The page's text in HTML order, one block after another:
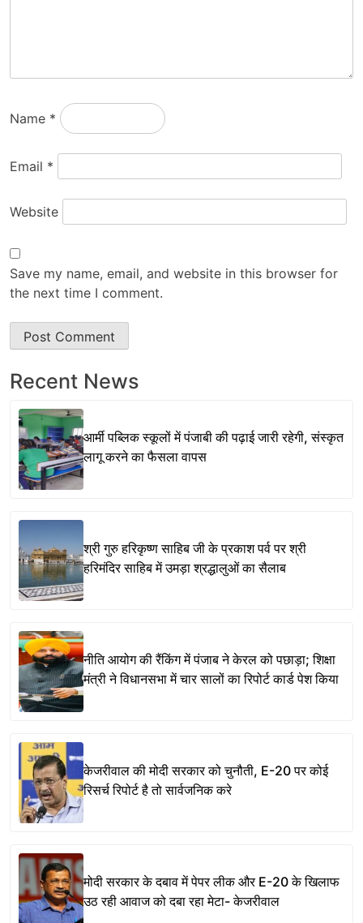
Name *
Email *
Website
Save my name, email, and website in this browser for
the next time I comment.
Recent News
आर्मी पब्लिक स्कूलों में पंजाबी की पढ़ाई जारी रहेगी, संस्कृत
लागू करने का फैसला वापस
श्री गुरु हरिकृष्ण साहिब जी के प्रकाश पर्व पर श्री
हरिमंदिर साहिब में उमड़ा श्रद्धालुओं का सैलाब
नीति आयोग की रैंकिंग में पंजाब ने केरल को पछाड़ा; शिक्षा
मंत्री ने विधानसभा में चार सालों का रिपोर्ट कार्ड पेश किया
केजरीवाल की मोदी सरकार को चुनौती, E-20 पर कोई
रिसर्च रिपोर्ट है तो सार्वजनिक करे
मोदी सरकार के दबाव में पेपर लीक और E-20 के खिलाफ
उठ रही आवाज को दबा रहा मेटा- केजरीवाल